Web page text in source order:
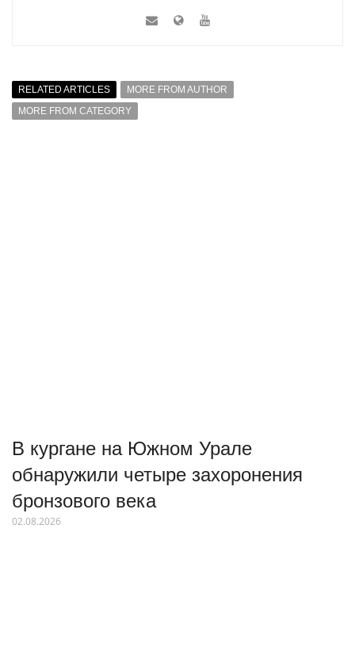
RELATED ARTICLES
MORE FROM AUTHOR
MORE FROM CATEGORY
В кургане на Южном Урале
обнаружили четыре захоронения
бронзового века
02.08.2026